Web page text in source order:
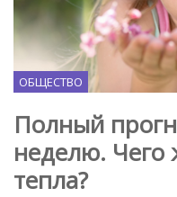
ОБЩЕСТВО
Полный
неделю. Чего
тепла?